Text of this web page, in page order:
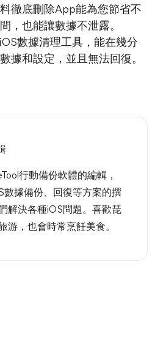
徹底刪除App能為您節省不
，也能讓數據不泄露。
數據清理工具，能在幾分
據和設定，並且無法回復。
行動備份軟體的編輯，
數據備份、回復等方案的撰
解決各種iOS問題。喜歡琵
游，也會時常烹飪美食。